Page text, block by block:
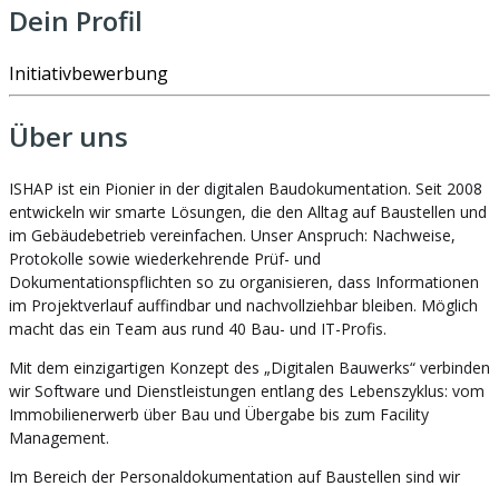
Dein Profil
Initiativbewerbung
Über uns
ISHAP ist ein Pionier in der digitalen Baudokumentation. Seit 2008
entwickeln wir smarte Lösungen, die den Alltag auf Baustellen und
im Gebäudebetrieb vereinfachen. Unser Anspruch: Nachweise,
Protokolle sowie wiederkehrende Prüf- und
Dokumentationspflichten so zu organisieren, dass Informationen
im Projektverlauf auffindbar und nachvollziehbar bleiben. Möglich
macht das ein Team aus rund 40 Bau- und IT-Profis.
Mit dem einzigartigen Konzept des „Digitalen Bauwerks“ verbinden
wir Software und Dienstleistungen entlang des Lebenszyklus: vom
Immobilienerwerb über Bau und Übergabe bis zum Facility
Management.
Im Bereich der Personaldokumentation auf Baustellen sind wir